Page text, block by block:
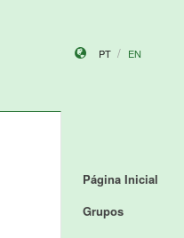
PT EN
Página Inicial
Grupos